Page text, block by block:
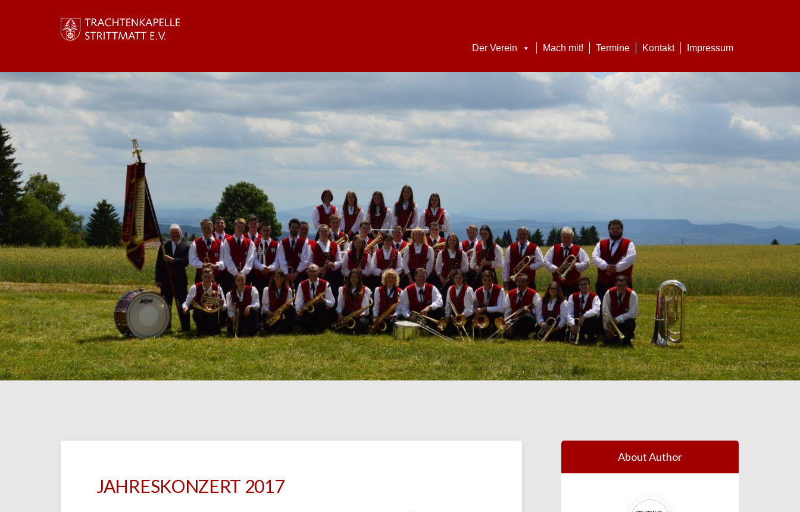
Der Verein Mach mit! Termine Kontakt Impressum
JAHRESKONZERT 2017
About Author